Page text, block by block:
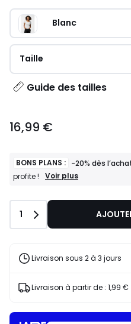
Blanc
Taille
Guide des tailles
€.
16,99 €
BONS PLANS : -20% dès
profite !
BONS
-20%
l’achat
articles
J'en
Voir plus
Quantité
1
Livraison sous 2 à 3 jours
Livraison à partir de : 1,99 €